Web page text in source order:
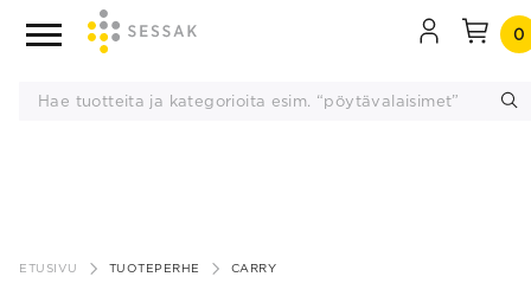
sisältöön
0
ETUSIVU TUOTEPERHE CARRY